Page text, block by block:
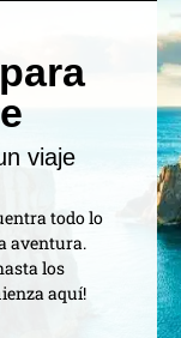
viaje
todo lo
aventura.
los
aquí!